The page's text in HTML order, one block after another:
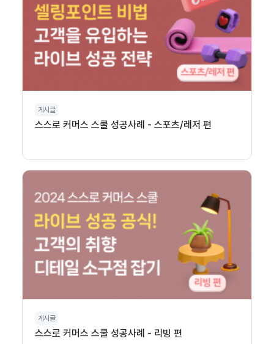
게시글
스스로 커머스 스쿨 성공사례 - 스포츠/레저 편
게시글
스스로 커머스 스쿨 성공사례 - 리빙 편